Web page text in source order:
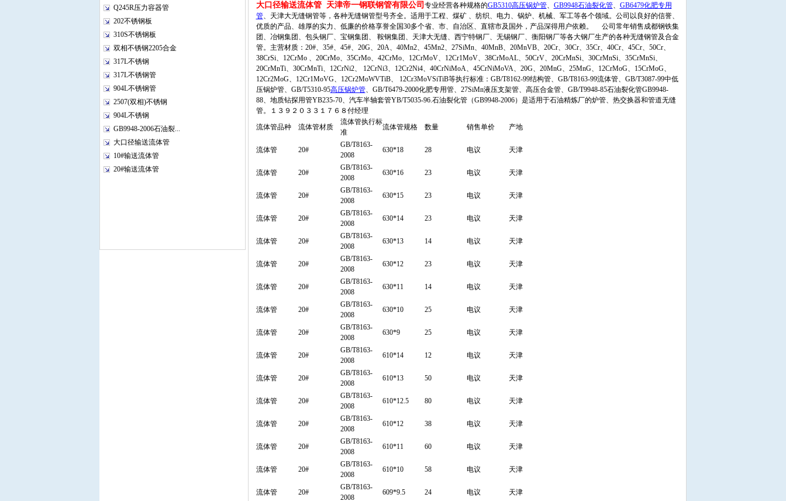
Q245R压力容器管
202不锈钢板
310S不锈钢板
双相不锈钢2205合金
317L不锈钢
317L不锈钢管
904L不锈钢管
2507(双相)不锈钢
904L不锈钢
GB9948-2006石油裂...
大口径输送流体管
10#输送流体管
20#输送流体管
大口径输送流体管 天津帝一钢联钢管有限公司 专业经营各种规格的GB5310高压锅炉管、 GB9948石油裂化管、 GB6479化肥专用
管、天津大无缝钢管等，各种无缝钢管型号齐全。适用于工程、煤矿 、纺织、电力、锅炉、机械、军工等各个领域。公司以良好的信誉、
优质的产品、雄厚的实力、低廉的价格享誉全国30多个省、市、自治区、直辖市及国外，产品深得用户依赖。
公司常年销售成都钢铁集
团、冶钢集团、包头钢厂、宝钢集团、 鞍钢集团、天津大无缝、西宁特钢厂、无锡钢厂、衡阳钢厂等各大钢厂生产的各种无缝钢管及合金
管。主营材质：20#、35#、45#、20G、20A、40Mn2、45Mn2、27SiMn、40MnB、20MnVB、20Cr、30Cr、35Cr、40Cr、45Cr、50Cr、
38CrSi、12CrMo 、20CrMo、35CrMo、42CrMo、12CrMoV、12Cr1MoV、38CrMoAL、50CrV、20CrMnSi、30CrMnSi、35CrMnSi、
20CrMnTi、30CrMnTi、12CrNi2、 12CrNi3、12Cr2Ni4、40CrNiMoA、45CrNiMoVA、20G、20MnG、25MnG、12CrMoG、15CrMoG、
12Cr2MoG、12Cr1MoVG、12Cr2MoWVTiB、 12Cr3MoVSiTiB等执行标准：GB/T8162-99结构管、GB/T8163-99流体管、GB/T3087-99中低
压锅炉管、GB/T5310-95高压锅炉管、GB/T6479-2000化肥专用管、27SiMn液压支架管、高压合金管、GB/T9948-85石油裂化管GB9948-
88、地质钻探用管YB235-70、汽车半轴套管YB/T5035-96.石油裂化管（GB9948-2006）是适用于石油精炼厂的炉管、热交换器和管道无缝
管。１３９２０３３１７６８付经理
流体管品种
流体管材质
流体管执行标
准
流体管规格 数量 销售单价 产地
流体管 20#
GB/T8163-
2008
630*18 28 电议 天津
流体管 20#
GB/T8163-
2008
630*16 23 电议 天津
流体管 20#
GB/T8163-
2008
630*15 23 电议 天津
流体管 20#
GB/T8163-
2008
630*14 23 电议 天津
流体管 20#
GB/T8163-
2008
630*13 14 电议 天津
流体管 20#
GB/T8163-
2008
630*12 23 电议 天津
流体管 20#
GB/T8163-
2008
630*11 14 电议 天津
流体管 20#
GB/T8163-
2008
630*10 25 电议 天津
流体管 20#
GB/T8163-
2008
630*9 25 电议 天津
流体管 20#
GB/T8163-
2008
610*14 12 电议 天津
流体管 20#
GB/T8163-
2008
610*13 50 电议 天津
流体管 20#
GB/T8163-
2008
610*12.5 80 电议 天津
流体管 20#
GB/T8163-
2008
610*12 38 电议 天津
流体管 20#
GB/T8163-
2008
610*11 60 电议 天津
流体管 20#
GB/T8163-
2008
610*10 58 电议 天津
流体管 20#
GB/T8163-
2008
609*9.5 24 电议 天津